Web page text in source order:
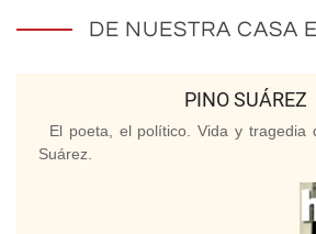
DE NUESTRA CASA
PINO SUÁREZ
El poeta, el político. Vida y tragedia
Suárez.